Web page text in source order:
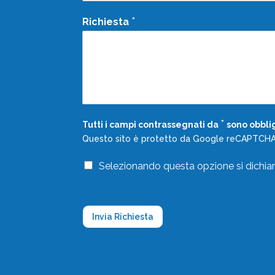
Richiesta *
Tutti i campi contrassegnati da * sono
Questo sito è protetto da Google
T
i
n
Selezionando questa opzione si
Invia Richiesta